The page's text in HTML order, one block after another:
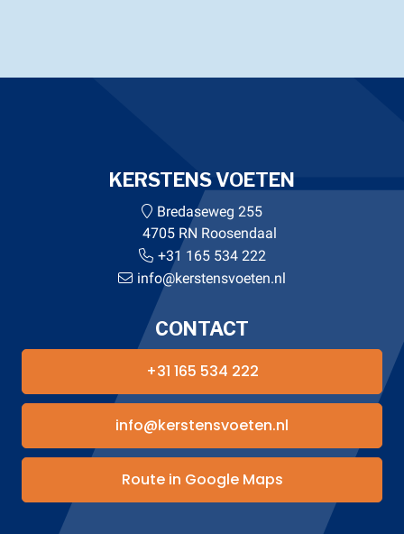
KERSTENS VOETEN
Bredaseweg 255
4705 RN Roosendaal
+31 165 534 222
info@kerstensvoeten.nl
CONTACT
+31 165 534 222
info@kerstensvoeten.nl
Route in Google Maps